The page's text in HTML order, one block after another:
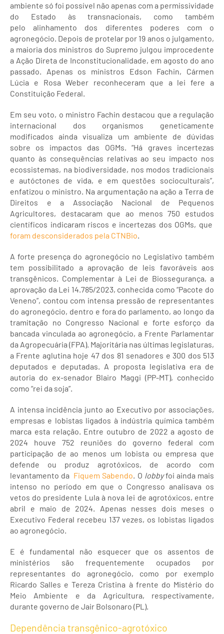
ambiente só foi possível não apenas com a permissividade
do Estado às transnacionais, como também
pelo alinhamento dos diferentes poderes com o
agronegócio. Depois de protelar por 19 anos o julgamento,
a maioria dos ministros do Supremo julgou improcedente
a Ação Direta de Inconstitucionalidade, em agosto do ano
passado. Apenas os ministros Edson Fachin, Cármen
Lúcia e Rosa Weber reconheceram que a lei fere a
Constituição Federal.
Em seu voto, o ministro Fachin destacou que a regulação
internacional dos organismos geneticamente
modificados ainda visualiza um ambiente de dúvidas
sobre os impactos das OGMs. “Há graves incertezas
quanto às consequências relativas ao seu impacto nos
ecossistemas, na biodiversidade, nos modos tradicionais
e autóctones de vida, e em questões socioculturais”,
enfatizou o ministro. Na argumentação na ação a Terra de
Direitos e a Associação Nacional de Pequenos
Agricultores, destacaram que ao menos 750 estudos
científicos indicaram riscos e incertezas dos OGMs, que
foram desconsiderados pela CTNBio.
A forte presença do agronegócio no Legislativo também
tem possibilitado a aprovação de leis favoráveis aos
transgênicos. Complementar à Lei de Biossegurança, a
aprovação da Lei 14.785/2023, conhecida como “Pacote do
Veneno”, contou com intensa pressão de representantes
do agronegócio, dentro e fora do parlamento, ao longo da
tramitação no Congresso Nacional e forte esforço da
bancada vinculada ao agronegócio, a Frente Parlamentar
da Agropecuária (FPA). Majoritária nas últimas legislaturas,
a Frente aglutina hoje 47 dos 81 senadores e 300 dos 513
deputados e deputadas. A proposta legislativa era de
autoria do ex-senador Blairo Maggi (PP-MT), conhecido
como “rei da soja”.
A intensa incidência junto ao Executivo por associações,
empresas e lobistas ligados à indústria química também
marca esta relação. Entre outubro de 2022 a agosto de
2024 houve 752 reuniões do governo federal com
participação de ao menos um lobista ou empresa que
defende ou produz agrotóxicos, de acordo com
levantamento da Fiquem Sabendo. O lobbyfoi ainda mais
intenso no período em que o Congresso analisava os
vetos do presidente Lula à nova lei de agrotóxicos, entre
abril e maio de 2024. Apenas nesses dois meses o
Executivo Federal recebeu 137 vezes, os lobistas ligados
ao agronegócio.
E é fundamental não esquecer que os assentos de
ministérios são frequentemente ocupados por
representantes do agronegócio, como por exemplo
Ricardo Salles e Tereza Cristina à frente do Mistério do
Meio Ambiente e da Agricultura, respectivamente,
durante governo de Jair Bolsonaro (PL).
Dependência transgênico-agrotóxico